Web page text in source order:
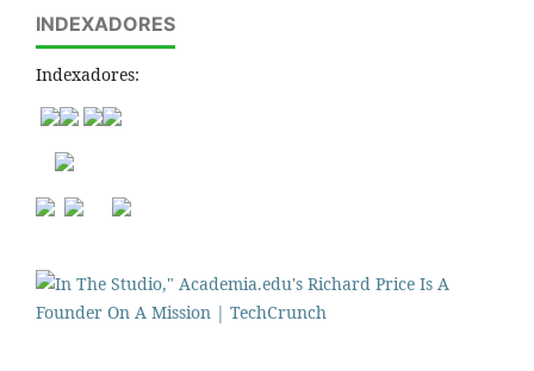
INDEXADORES
Indexadores: